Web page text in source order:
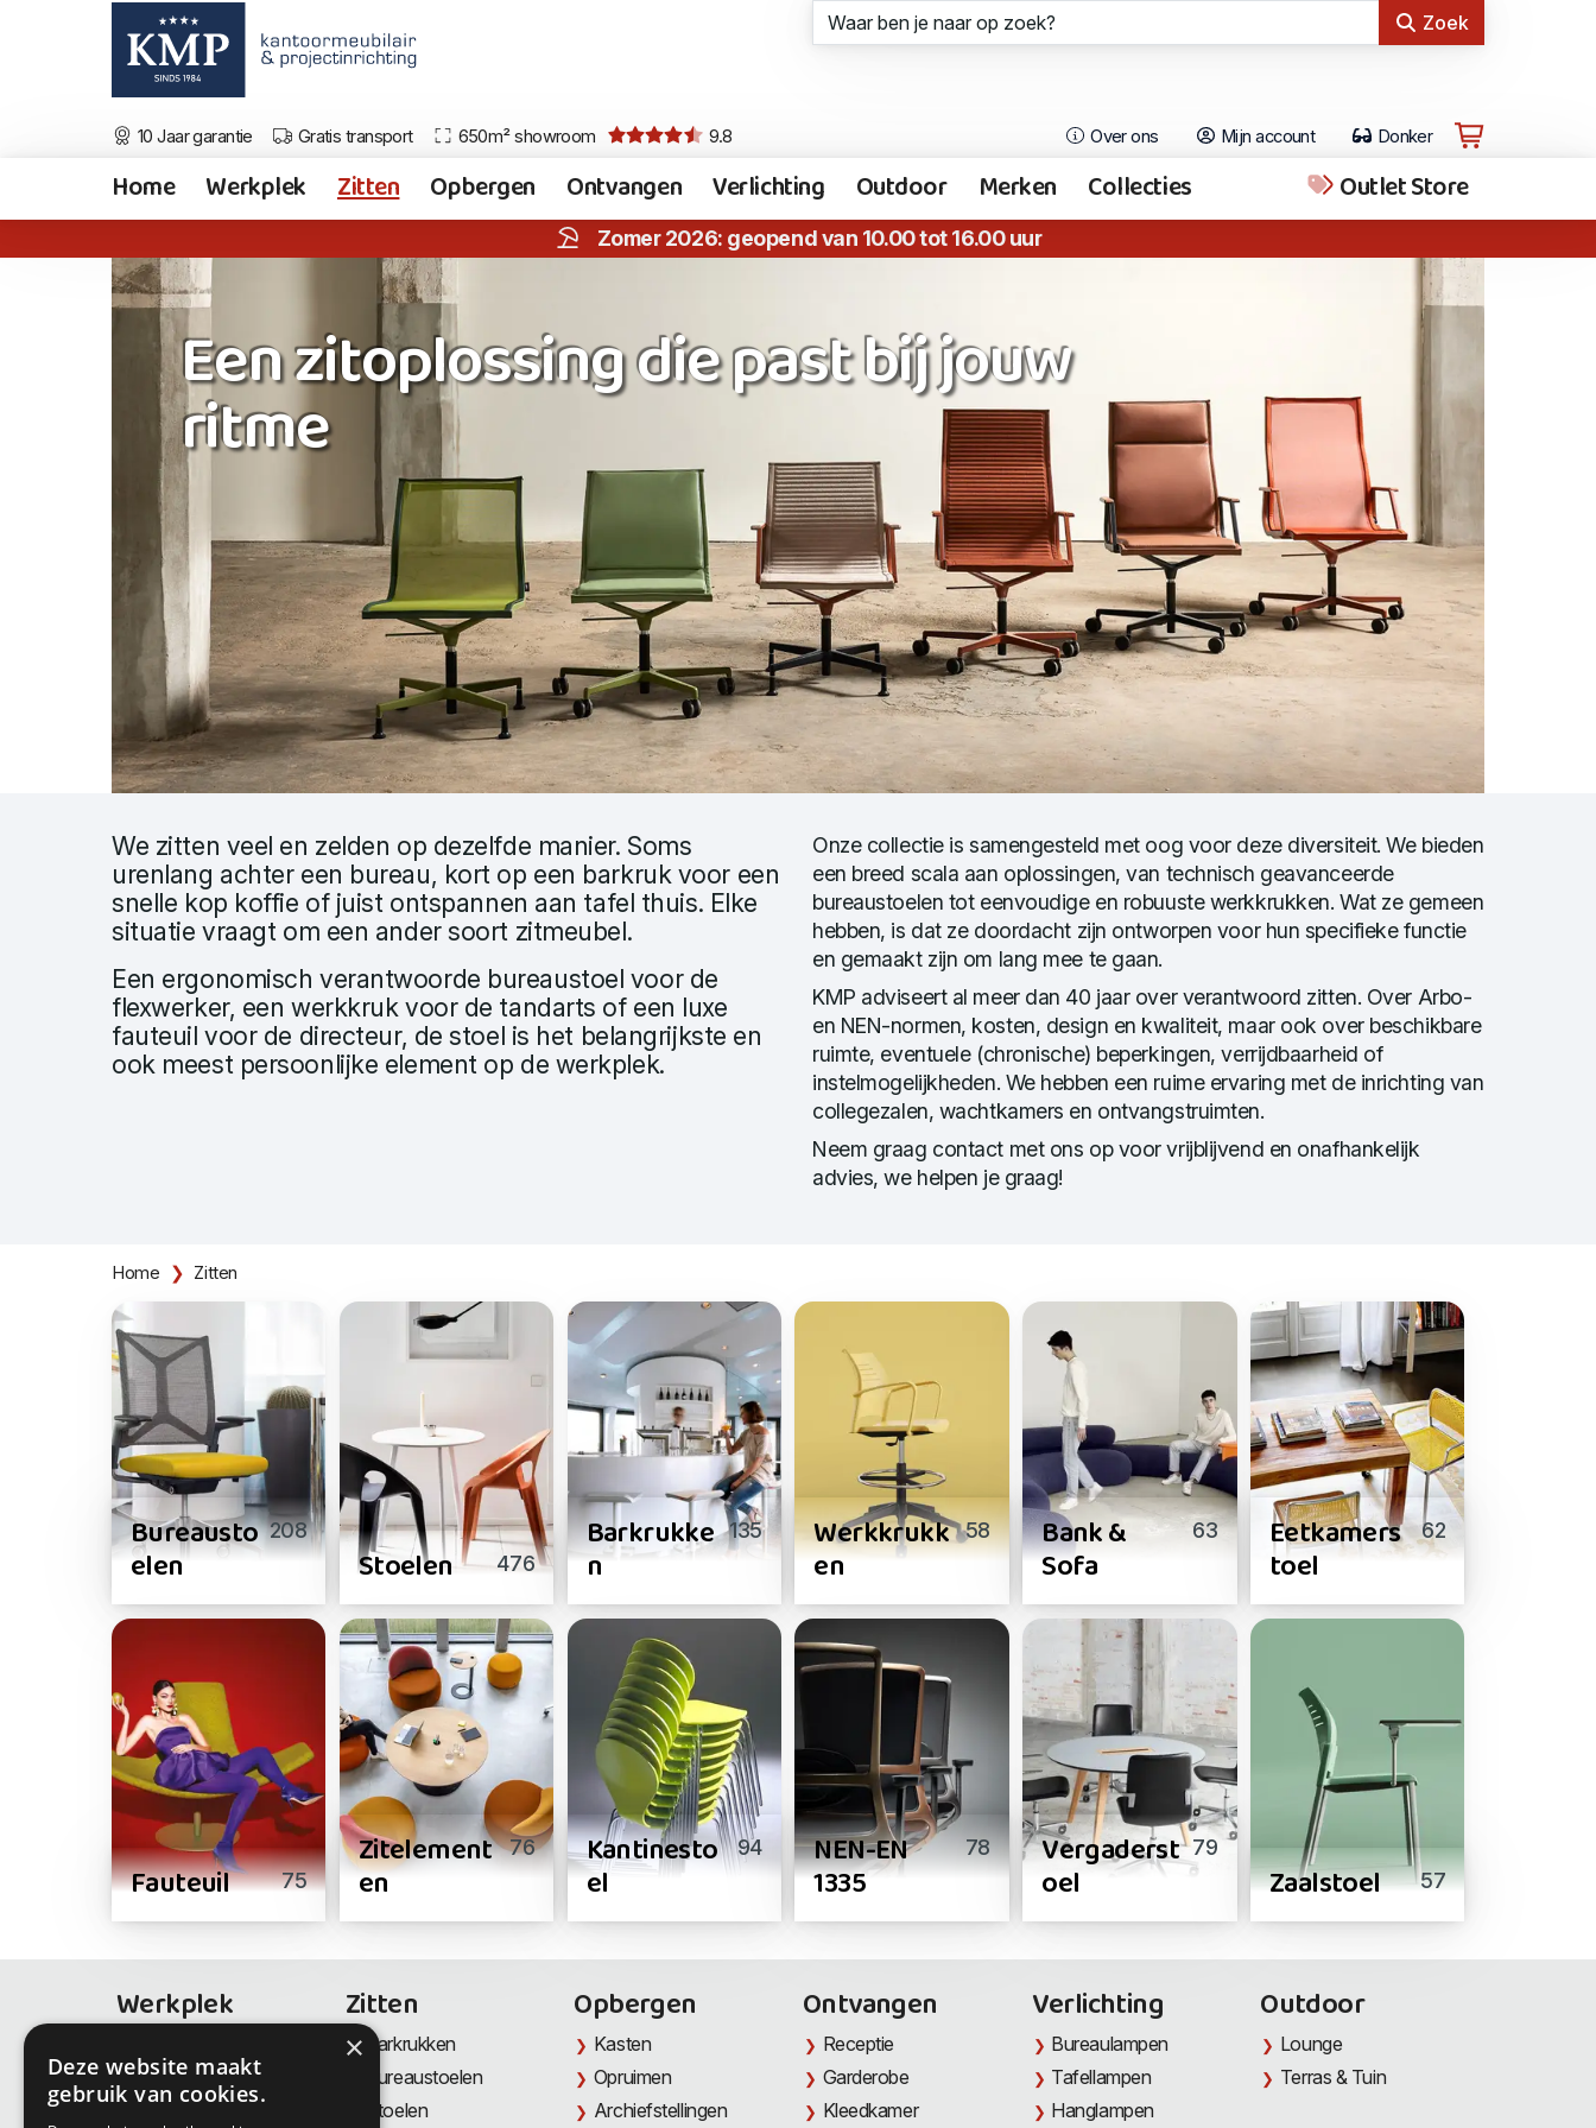
Zoek
10 Jaar garantie Gratis transport 650m² showroom 9.8 Over ons Mijn account Donker
Home Werkplek Zitten Opbergen Ontvangen Verlichting Outdoor Merken Collecties Outlet Store
Zomer 2026: geopend van 10.00 tot 16.00 uur
Een zitoplossing die past bij jouw
ritme
We zitten veel en zelden op dezelfde manier. Soms
urenlang achter een bureau, kort op een barkruk voor een
snelle kop koffie of juist ontspannen aan tafel thuis. Elke
situatie vraagt om een ander soort zitmeubel.
Een ergonomisch verantwoorde bureaustoel voor de
flexwerker, een werkkruk voor de tandarts of een luxe
fauteuil voor de directeur, de stoel is het belangrijkste en
ook meest persoonlijke element op de werkplek.
Onze collectie is samengesteld met oog voor deze diversiteit. We bieden
een breed scala aan oplossingen, van technisch geavanceerde
bureaustoelen tot eenvoudige en robuuste werkkrukken. Wat ze gemeen
hebben, is dat ze doordacht zijn ontworpen voor hun specifieke functie
en gemaakt zijn om lang mee te gaan.
KMP adviseert al meer dan 40 jaar over verantwoord zitten. Over Arbo-
en NEN-normen, kosten, design en kwaliteit, maar ook over beschikbare
ruimte, eventuele (chronische) beperkingen, verrijdbaarheid of
instelmogelijkheden. We hebben een ruime ervaring met de inrichting van
collegezalen, wachtkamers en ontvangstruimten.
Neem graag contact met ons op voor vrijblijvend en onafhankelijk
advies, we helpen je graag!
Home Zitten
Bureausto
elen
208
Stoelen 476
Barkrukke
n
135 Werkkrukk
en
58 Bank &
Sofa
63 Eetkamers
toel
62
Fauteuil 75
Zitelement
en
76 Kantinesto
el
94 NEN-EN
1335
78 Vergaderst
oel
79
Zaalstoel 57
Werkplek
Thuiswerkplek
Zit-Sta bureaus
Zitten
Barkrukken
Bureaustoelen
Stoelen
Opbergen
Kasten
Opruimen
Archiefstellingen
Ontvangen
Receptie
Garderobe
Kleedkamer
Verlichting
Bureaulampen
Tafellampen
Hanglampen
Outdoor
Lounge
Terras & Tuin
×
Deze website maakt
gebruik van cookies.